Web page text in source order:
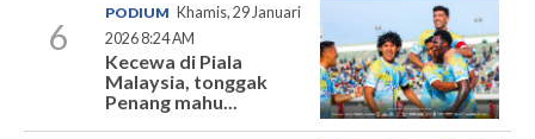
6
PODIUM Khamis, 29 Januari
2026 8:24 AM
Kecewa di Piala
Malaysia, tonggak
Penang mahu...